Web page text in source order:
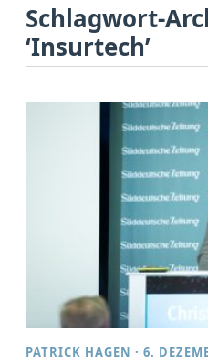
Schlagwort-
‘Insurtech’
PATRICK HAGEN ·6.